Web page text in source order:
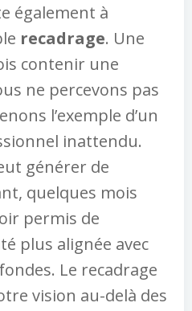
également à
recadrage. Une
contenir une
ne percevons pas
l’exemple d’un
inattendu.
générer de
quelques mois
permis de
plus alignée avec
Le recadrage
vision au-delà des